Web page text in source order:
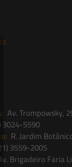
Av. Trompowsky,
3024-5590
R. Jardim
3559-2005
Brigadeiro Faria